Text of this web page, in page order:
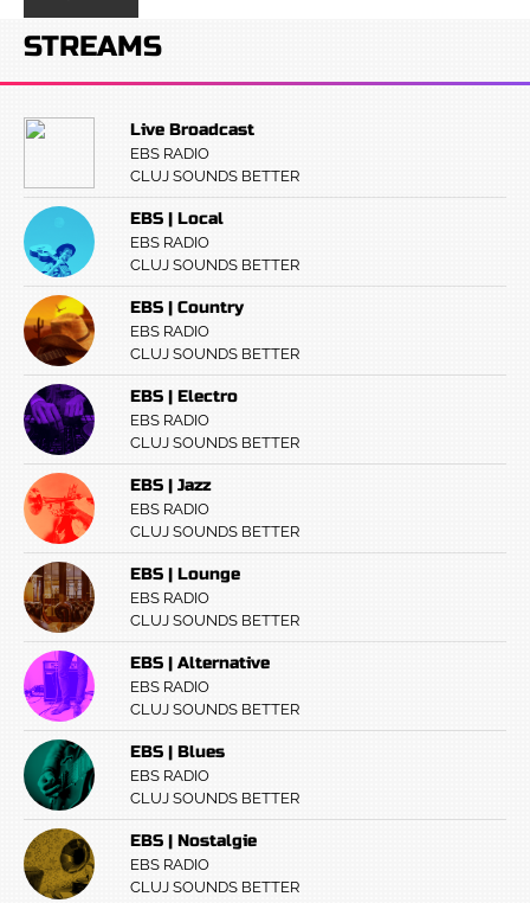
STREAMS
Live Broadcast
EBS RADIO
CLUJ SOUNDS BETTER
EBS | Local
EBS RADIO
CLUJ SOUNDS BETTER
EBS | Country
EBS RADIO
CLUJ SOUNDS BETTER
EBS | Electro
EBS RADIO
CLUJ SOUNDS BETTER
EBS | Jazz
EBS RADIO
CLUJ SOUNDS BETTER
EBS | Lounge
EBS RADIO
CLUJ SOUNDS BETTER
EBS | Alternative
EBS RADIO
CLUJ SOUNDS BETTER
EBS | Blues
EBS RADIO
CLUJ SOUNDS BETTER
EBS | Nostalgie
EBS RADIO
CLUJ SOUNDS BETTER